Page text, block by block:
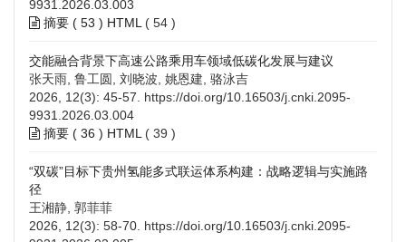
9931.2026.03.003
摘要 ( 53 ) HTML ( 54 )
交能融合背景下高速公路乘用车领域低碳化发展与建议
张天雨, 鲁工圆, 刘晓波, 姚恩建, 骆泳吉
2026, 12(3): 45-57. https://doi.org/10.16503/j.cnki.2095-
9931.2026.03.004
摘要 ( 36 ) HTML ( 39 )
“双碳”目标下贵州氢能多式联运体系构建：战略逻辑与实施路
径
王湘静, 郭菲菲
2026, 12(3): 58-70. https://doi.org/10.16503/j.cnki.2095-